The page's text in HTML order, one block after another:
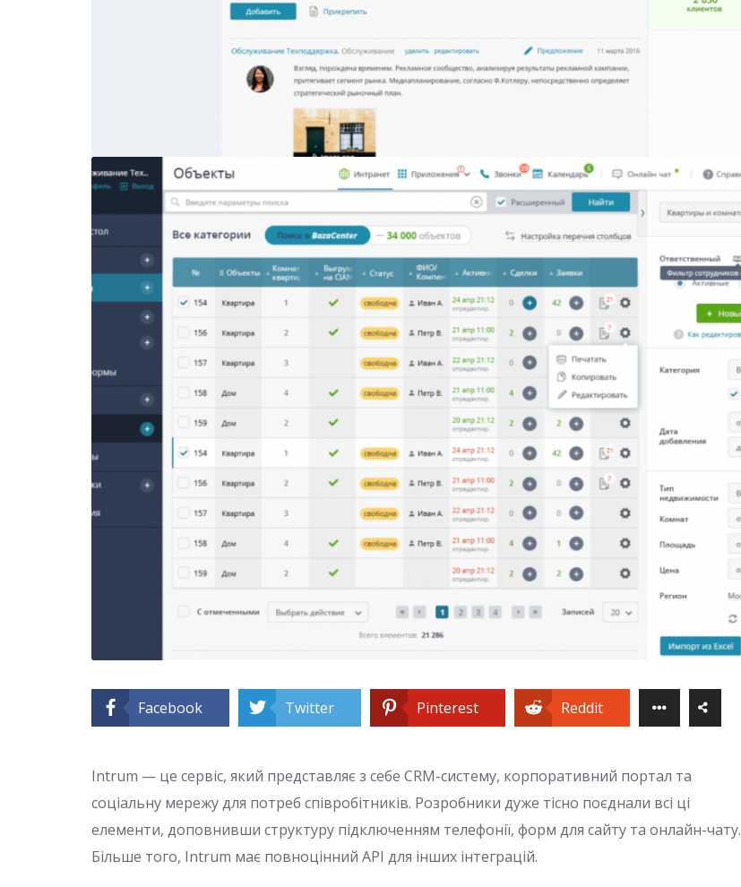
Facebook Twitter Pinterest Reddit
Intrum — це сервіс, який представляє з себе CRM-систему, корпоративний портал та
соціальну мережу для потреб співробітників. Розробники дуже тісно поєднали всі ці
елементи, доповнивши структуру підключенням телефонії, форм для сайту та онлайн-чату.
Більше того, Intrum має повноцінний API для інших інтеграцій.